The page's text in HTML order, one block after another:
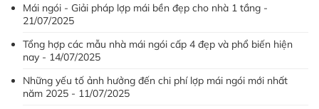
Mái ngói - Giải pháp lợp mái bền đẹp cho nhà 1 tầng -
21/07/2025
Tổng hợp các mẫu nhà mái ngói cấp 4 đẹp và phổ biến hiện
nay - 14/07/2025
Những yếu tố ảnh hưởng đến chi phí lợp mái ngói mới nhất
năm 2025 - 11/07/2025